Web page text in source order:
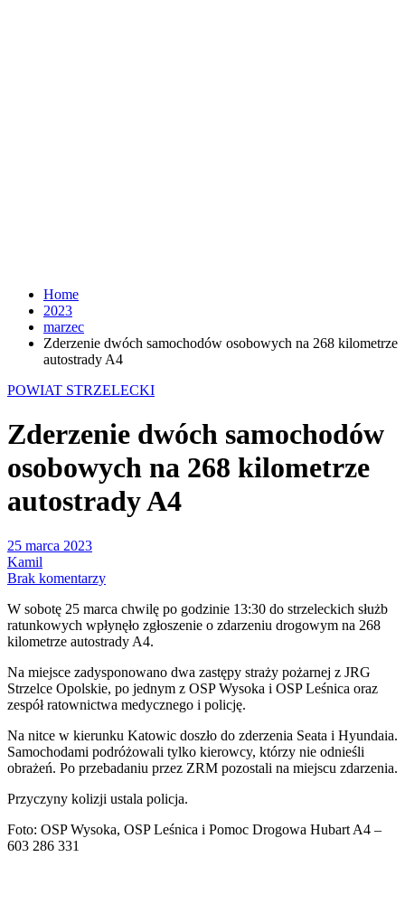
Home
2023
marzec
Zderzenie dwóch samochodów osobowych na 268 kilometrze
autostrady A4
POWIAT STRZELECKI
Zderzenie dwóch samochodów
osobowych na 268 kilometrze
autostrady A4
25 marca 2023
Kamil
Brak komentarzy
W sobotę 25 marca chwilę po godzinie 13:30 do strzeleckich służb
ratunkowych wpłynęło zgłoszenie o zdarzeniu drogowym na 268
kilometrze autostrady A4.
Na miejsce zadysponowano dwa zastępy straży pożarnej z JRG
Strzelce Opolskie, po jednym z OSP Wysoka i OSP Leśnica oraz
zespół ratownictwa medycznego i policję.
Na nitce w kierunku Katowic doszło do zderzenia Seata i Hyundaia.
Samochodami podróżowali tylko kierowcy, którzy nie odnieśli
obrażeń. Po przebadaniu przez ZRM pozostali na miejscu zdarzenia.
Przyczyny kolizji ustala policja.
Foto: OSP Wysoka, OSP Leśnica i Pomoc Drogowa Hubart A4 –
603 286 331